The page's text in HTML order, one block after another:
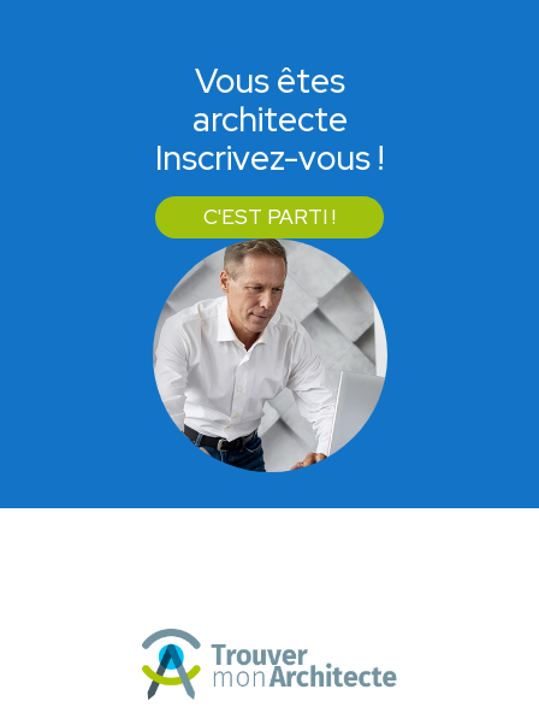
Vous êtes
architecte
Inscrivez-vous !
C'EST PARTI !